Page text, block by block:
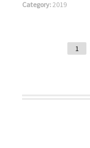
Category:2019
1